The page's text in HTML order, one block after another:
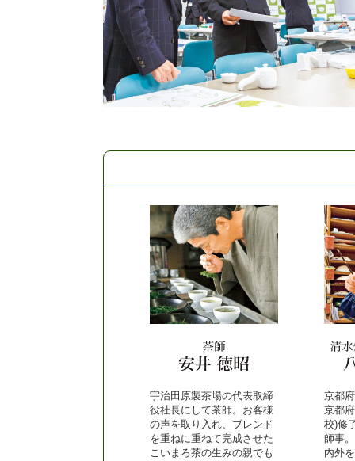
宇治田原製茶場の代表取締
役社長にして茶師。お客様
の声を取り入れ、ブレンド
を重ねに重ねて完成させた
こいまろ茶の生みの親でも
京都
京都
校)修
師事
内外